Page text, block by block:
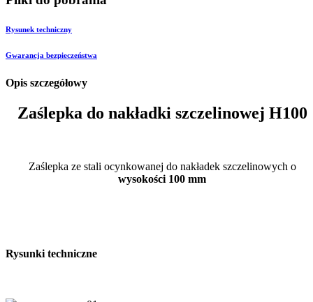
Rysunek techniczny
Gwarancja bezpieczeństwa
Opis szczegółowy
Zaślepka do nakładki szczelinowej H100
Zaślepka ze stali ocynkowanej do nakładek szczelinowych o
wysokości 100 mm
Rysunki techniczne